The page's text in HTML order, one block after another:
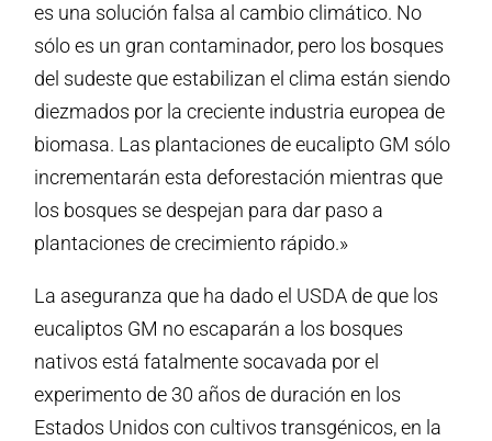
es una solución falsa al cambio climático. No
sólo es un gran contaminador, pero los bosques
del sudeste que estabilizan el clima están siendo
diezmados por la creciente industria europea de
biomasa. Las plantaciones de eucalipto GM sólo
incrementarán esta deforestación mientras que
los bosques se despejan para dar paso a
plantaciones de crecimiento rápido.»
La aseguranza que ha dado el USDA de que los
eucaliptos GM no escaparán a los bosques
nativos está fatalmente socavada por el
experimento de 30 años de duración en los
Estados Unidos con cultivos transgénicos, en la